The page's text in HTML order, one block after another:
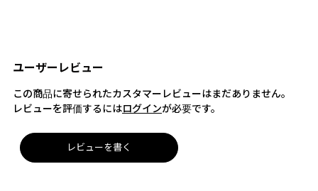
ユーザーレビュー
この商品に寄せられたカスタマーレビューはまだありません。
レビューを評価するにはログインが必要です。
レビューを書く